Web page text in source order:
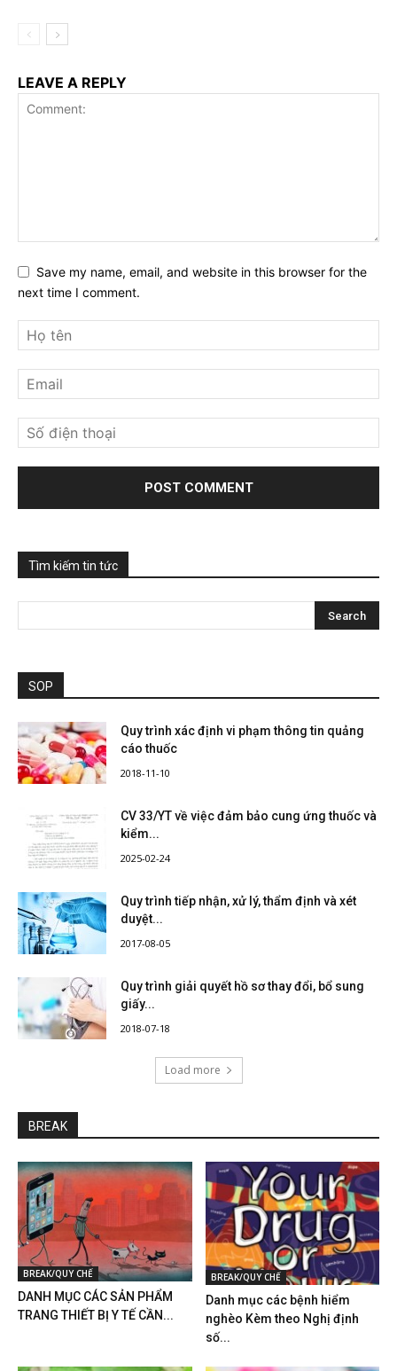
LEAVE A REPLY
Save my name, email, and website in this browser for the
next time I comment.
Tìm kiếm tin tức
SOP
Quy trình xác định vi phạm thông tin quảng
cáo thuốc
2018-11-10
CV 33/YT về việc đảm bảo cung ứng thuốc và
kiểm...
2025-02-24
Quy trình tiếp nhận, xử lý, thẩm định và xét
duyệt...
2017-08-05
Quy trình giải quyết hồ sơ thay đổi, bổ sung
giấy...
2018-07-18
Load more
BREAK
BREAK/QUY CHẾ
DANH MỤC CÁC SẢN PHẨM
TRANG THIẾT BỊ Y TẾ CẦN...
BREAK/QUY CHẾ
Danh mục các bệnh hiểm
nghèo Kèm theo Nghị định
số...